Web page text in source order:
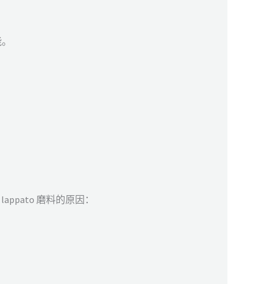
磨料的原因：